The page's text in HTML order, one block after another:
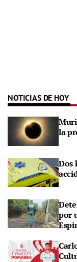
NOTICIAS DE HOY
la
Dos
por